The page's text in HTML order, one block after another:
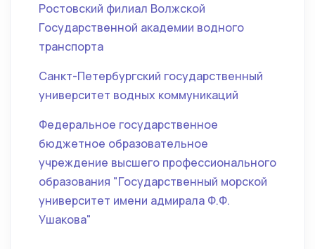
Ростовский филиал Волжской
Государственной академии водного
транспорта
Санкт-Петербургский государственный
университет водных коммуникаций
Федеральное государственное
бюджетное образовательное
учреждение высшего профессионального
образования "Государственный морской
университет имени адмирала Ф.Ф.
Ушакова"